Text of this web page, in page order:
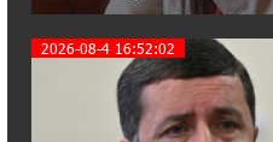
մոլորված
20:39:24 7-08-2026
ԼՀԿ-ն
Գարեգին Բ-ի և
2026-08-4 16:52:02